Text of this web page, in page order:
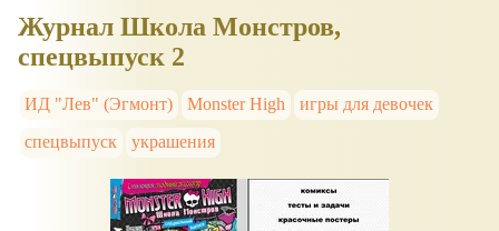
Журнал Школа Монстров,
спецвыпуск 2
ИД "Лев" (Эгмонт) Monster High
игры для девочек
спецвыпуск
украшения